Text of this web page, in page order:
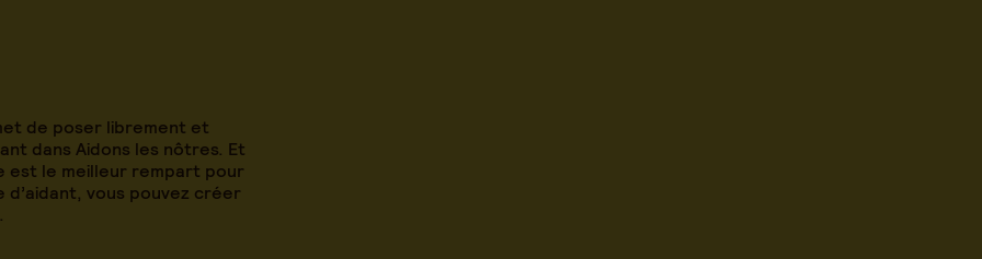
de poser librement et
dans Aidons les nôtres. Et
est le meilleur rempart pour
vous pouvez créer